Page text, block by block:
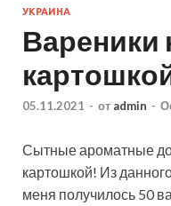
УКРАИНА
Вареники
05.11.2021 - от admin -
Сытные ароматные
картошкой! Из
меня получилось 50